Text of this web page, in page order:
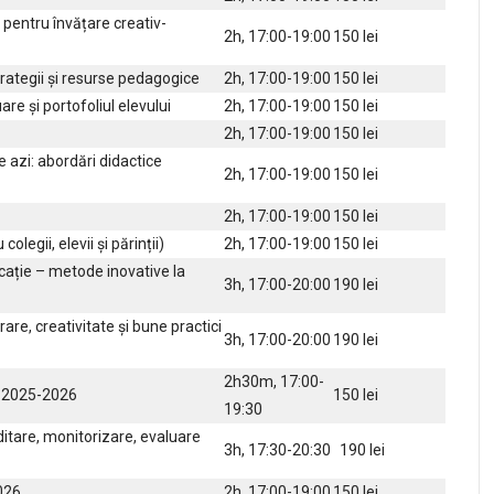
învățare creativ-
2h, 17:00-19:00 150 lei
și resurse pedagogice 2h, 17:00-19:00 150 lei
și portofoliul elevului
2h, 17:00-19:00 150 lei
2h, 17:00-19:00 150 lei
azi: abordări didactice
2h, 17:00-19:00 150 lei
2h, 17:00-19:00 150 lei
elevii și părinții)
2h, 17:00-19:00 150 lei
– metode inovative la
3h, 17:00-20:00 190 lei
creativitate și bune practici
3h, 17:00-20:00 190 lei
2026
2h30m, 17:00-
19:30
150 lei
monitorizare, evaluare
3h, 17:30-20:30 190 lei